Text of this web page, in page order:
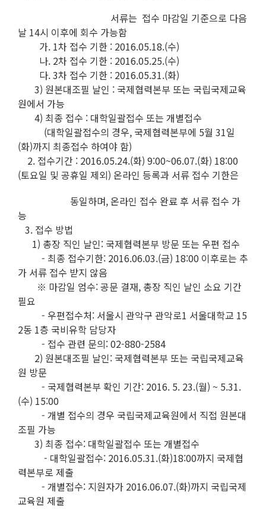
서류는 접수 마감일 기준으로 다음
날 14시 이후에 회수 가능함
가. 1차 접수 기한 : 2016.05.18.(수)
나. 2차 접수 기한 : 2016.05.25.(수)
다. 3차 접수 기한 : 2016.05.31.(화)
3) 원본대조필 날인 : 국제협력본부 또는 국립국제교육
원에서 가능
4) 최종 접수 : 대학일괄접수 또는 개별접수
(대학일괄접수의 경우, 국제협력본부에 5월 31일
(화)까지 최종접수 하여야 함)
2. 접수기간 : 2016.05.24.(화) 9:00~06.07.(화) 18:00
(토요일 및 공휴일 제외) 온라인 등록과 서류 접수 기한은
동일하며, 온라인 접수 완료 후 서류 접수 가
능
3. 접수 방법
1) 총장 직인 날인: 국제협력본부 방문 또는 우편 접수
- 최종 접수기한: 2016.06.03.(금) 18:00 이후로는 추
가 서류 접수 받지 않음
※ 마감일 엄수: 공문 결재, 총장 직인 날인 소요 기간
필요
- 우편접수처: 서울시 관악구 관악로1 서울대학교 15
2동 1층 국비유학 담당자
- 접수 관련 문의: 02-880-2584
2) 원본대조필 날인: 국제협력본부 또는 국립국제교육
원 방문
- 국제협력본부 확인 기간: 2016. 5. 23.(월) ~ 5.31.
(수) 15:00
- 개별 접수의 경우 국립국제교육원에서 직접 원본대
조필 가능
3) 최종 접수: 대학일괄접수 또는 개별접수
- 대학일괄접수: 2016.05.31.(화)18:00까지 국제협
력본부로 제출
- 개별접수: 지원자가 2016.06.07.(화)까지 국립국제
교육원 제출